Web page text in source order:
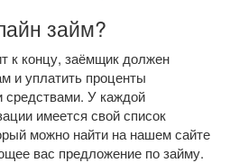
займ?
к концу, заёмщик должен
и уплатить проценты
средствами. У каждой
имеется свой список
можно найти на нашем сайте
вас предложение по займу.